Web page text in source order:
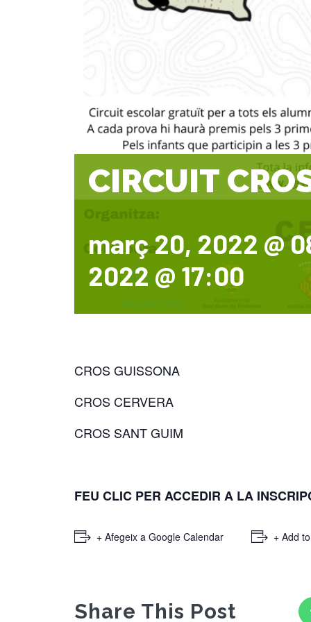
CIRCUIT
març 20, 2022 @
2022 @ 17:00
CROS GUISSONA
CROS CERVERA
CROS SANT GUIM
FEU CLIC PER ACCEDIR A LA
+ Afegeix a Google Calendar + Add
Share This Post